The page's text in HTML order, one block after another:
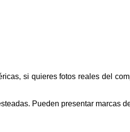
si quieres fotos reales del
Pueden presentar marcas